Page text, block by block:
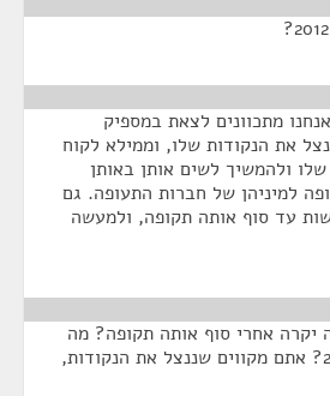
קודם כל, עד סוף 2012 אנחנו מתכוונים לצאת במספיק
את הנקודות שלו, וממילא לקוח
ולהמשיך לשים אותן באותן
למיניהן של חברות התעופה. גם
עד סוף אותה תקופה, ולמעשה
יקרה אחרי סוף אותה תקופה? מה
יקרה באחד בינואר 2013? אתם מקווים שננצל את הנקודות,